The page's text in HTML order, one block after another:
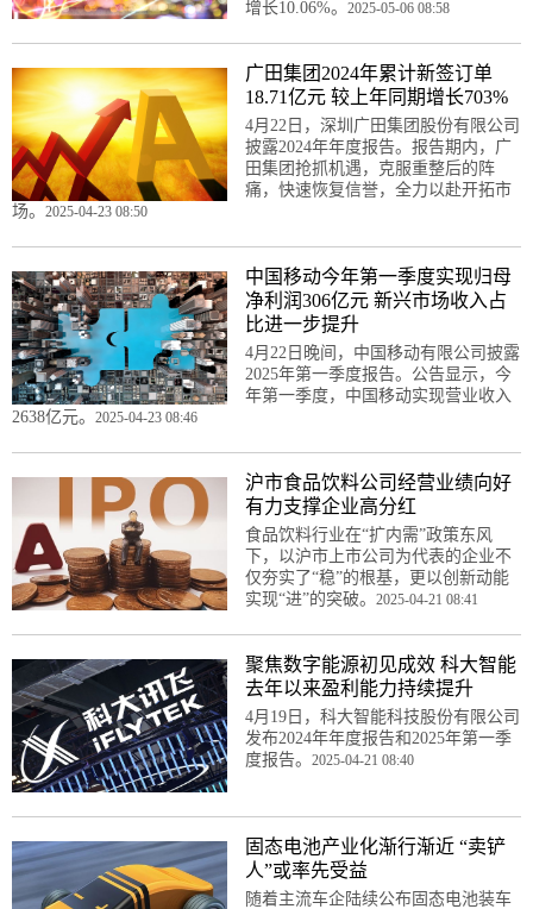
增长10.06%。 2025-05-06 08:58
广田集团2024年累计新签订单
18.71亿元 较上年同期增长703%
4月22日，深圳广田集团股份有限公司
披露2024年年度报告。报告期内，广
田集团抢抓机遇，克服重整后的阵
痛，快速恢复信誉，全力以赴开拓市
场。 2025-04-23 08:50
中国移动今年第一季度实现归母
净利润306亿元 新兴市场收入占
比进一步提升
4月22日晚间，中国移动有限公司披露
2025年第一季度报告。公告显示，今
年第一季度，中国移动实现营业收入
2638亿元。 2025-04-23 08:46
沪市食品饮料公司经营业绩向好
有力支撑企业高分红
食品饮料行业在“扩内需”政策东风
下，以沪市上市公司为代表的企业不
仅夯实了“稳”的根基，更以创新动能
实现“进”的突破。 2025-04-21 08:41
聚焦数字能源初见成效 科大智能
去年以来盈利能力持续提升
4月19日，科大智能科技股份有限公司
发布2024年年度报告和2025年第一季
度报告。 2025-04-21 08:40
固态电池产业化渐行渐近 “卖铲
人”或率先受益
随着主流车企陆续公布固态电池装车